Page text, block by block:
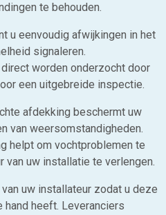
te behouden.
u eenvoudig afwijkingen in het
signaleren.
worden onderzocht door
een uitgebreide inspectie.
afdekking beschermt uw
van weersomstandigheden.
helpt om vochtproblemen te
van uw installatie te verlengen.
uw installateur zodat u deze
heeft. Leveranciers